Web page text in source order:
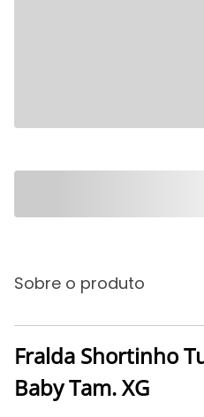
Sobre o produto
Fralda Shortinho
Baby Tam. XG